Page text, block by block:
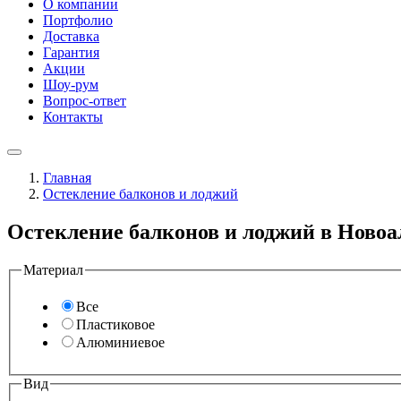
О компании
Портфолио
Доставка
Гарантия
Акции
Шоу-рум
Вопрос-ответ
Контакты
Главная
Остекление балконов и лоджий
Остекление балконов и лоджий в
Материал
Все
Пластиковое
Алюминиевое
Вид